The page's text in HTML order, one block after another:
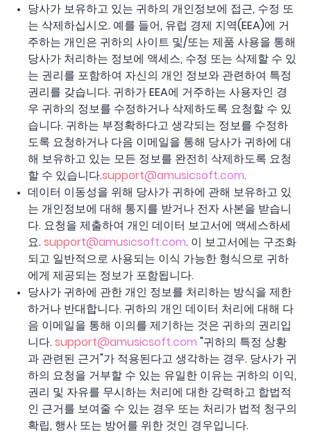
당사가 보유하고 있는 귀하의 개인정보에 접근, 수정 또
는 삭제하십시오. 예를 들어, 유럽 경제 지역(EEA)에 거
주하는 개인은 귀하의 사이트 및/또는 제품 사용을 통해
당사가 처리하는 정보에 액세스, 수정 또는 삭제할 수 있
는 권리를 포함하여 자신의 개인 정보와 관련하여 특정
권리를 갖습니다. 귀하가 EEA에 거주하는 사용자인 경
우 귀하의 정보를 수정하거나 삭제하도록 요청할 수 있
습니다. 귀하는 부정확하다고 생각되는 정보를 수정하
도록 요청하거나 다음 이메일을 통해 당사가 귀하에 대
해 보유하고 있는 모든 정보를 완전히 삭제하도록 요청
할 수 있습니다.support@amusicsoft.com.
데이터 이동성을 위해 당사가 귀하에 관해 보유하고 있
는 개인정보에 대해 통지를 받거나 전자 사본을 받습니
다. 요청을 제출하여 개인 데이터 보고서에 액세스하세
요.support@amusicsoft.com. 이 보고서에는 구조화
되고 일반적으로 사용되는 이식 가능한 형식으로 귀하
에게 제공되는 정보가 포함됩니다.
당사가 귀하에 관한 개인 정보를 처리하는 방식을 제한
하거나 반대합니다. 귀하의 개인 데이터 처리에 대해 다
음 이메일을 통해 이의를 제기하는 것은 귀하의 권리입
니다.support@amusicsoft.com "귀하의 특정 상황
과 관련된 근거"가 적용된다고 생각하는 경우. 당사가 귀
하의 요청을 거부할 수 있는 유일한 이유는 귀하의 이익,
권리 및 자유를 무시하는 처리에 대한 강력하고 합법적
인 근거를 보여줄 수 있는 경우 또는 처리가 법적 청구의
확립, 행사 또는 방어를 위한 것인 경우입니다.